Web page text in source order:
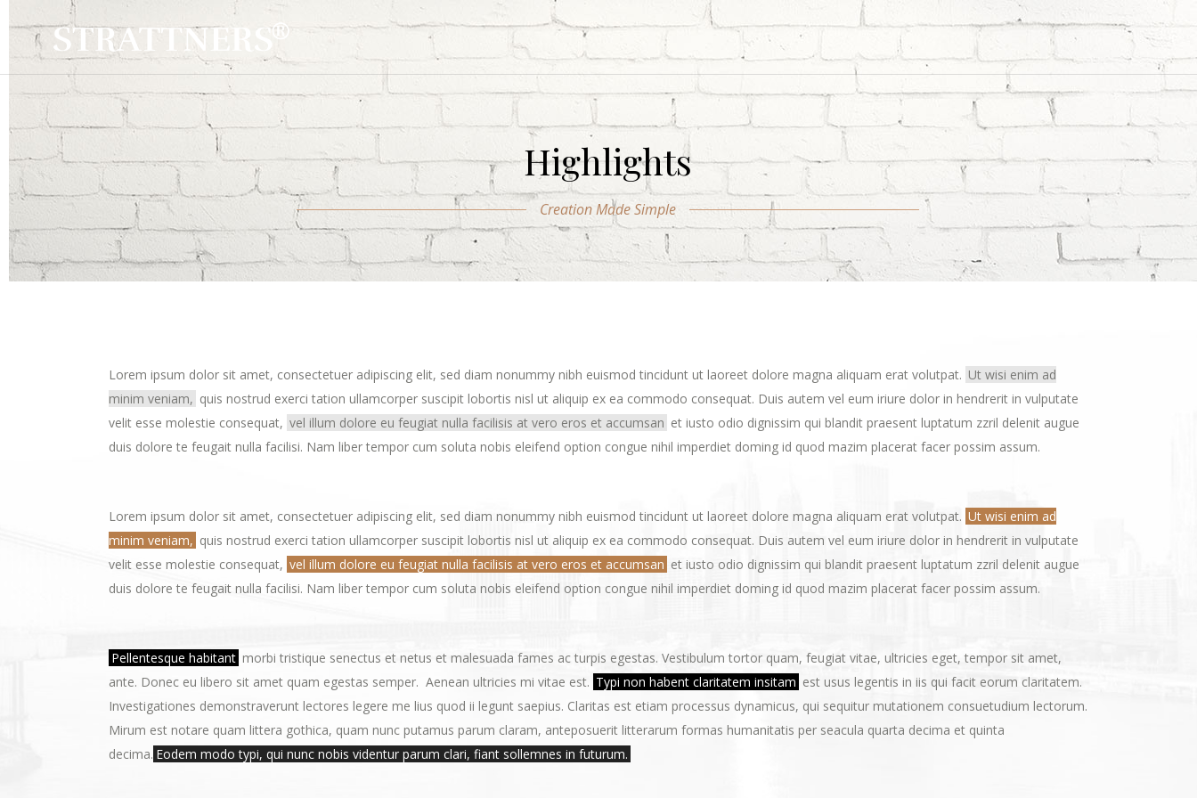
Highlights
Creation Made Simple
Lorem ipsum dolor sit amet, consectetuer adipiscing elit, sed diam nonummy nibh euismod tincidunt ut laoreet dolore magna aliquam erat volutpat. Ut wisi enim ad
minim veniam, quis nostrud exerci tation ullamcorper suscipit lobortis nisl ut aliquip ex ea commodo consequat. Duis autem vel eum iriure dolor in hendrerit in vulputate
velit esse molestie consequat, vel illum dolore eu feugiat nulla facilisis at vero eros et accumsan et iusto odio dignissim qui blandit praesent luptatum zzril delenit augue
duis dolore te feugait nulla facilisi. Nam liber tempor cum soluta nobis eleifend option congue nihil imperdiet doming id quod mazim placerat facer possim assum.
Lorem ipsum dolor sit amet, consectetuer adipiscing elit, sed diam nonummy nibh euismod tincidunt ut laoreet dolore magna aliquam erat volutpat. Ut wisi enim ad
minim veniam, quis nostrud exerci tation ullamcorper suscipit lobortis nisl ut aliquip ex ea commodo consequat. Duis autem vel eum iriure dolor in hendrerit in vulputate
velit esse molestie consequat, vel illum dolore eu feugiat nulla facilisis at vero eros et accumsan et iusto odio dignissim qui blandit praesent luptatum zzril delenit augue
duis dolore te feugait nulla facilisi. Nam liber tempor cum soluta nobis eleifend option congue nihil imperdiet doming id quod mazim placerat facer possim assum.
Pellentesque habitant morbi tristique senectus et netus et malesuada fames ac turpis egestas. Vestibulum tortor quam, feugiat vitae, ultricies eget, tempor sit amet,
ante. Donec eu libero sit amet quam egestas semper. Aenean ultricies mi vitae est. Typi non habent claritatem insitam est usus legentis in iis qui facit eorum claritatem.
Investigationes demonstraverunt lectores legere me lius quod ii legunt saepius. Claritas est etiam processus dynamicus, qui sequitur mutationem consuetudium lectorum.
Mirum est notare quam littera gothica, quam nunc putamus parum claram, anteposuerit litterarum formas humanitatis per seacula quarta decima et quinta
decima. Eodem modo typi, qui nunc nobis videntur parum clari, fiant sollemnes in futurum.